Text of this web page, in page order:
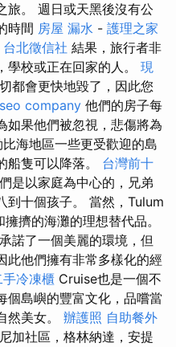
旅。 週日或天黑後沒有公
時間 房屋 漏水 - 護理之家
台北徵信社 結果，旅行者非
學校或正在回家的人。 現
都會更快地毀了，因此您
seo company 他們的房子每
如果他們被忽視，悲傷將為
海地區一些更受歡迎的島
船隻可以降落。 台灣前十
是以家庭為中心的，兄弟
到十個孩子。 當然，Tulum
擠的海灘的理想替代品。
諾了一個美麗的環境，但
此他們擁有非常多樣化的經
手冷凍櫃 Cruise也是一個不
個島嶼的豐富文化，品嚐當
然美女。 辦護照 自助餐外
加社區，格林納達，安提